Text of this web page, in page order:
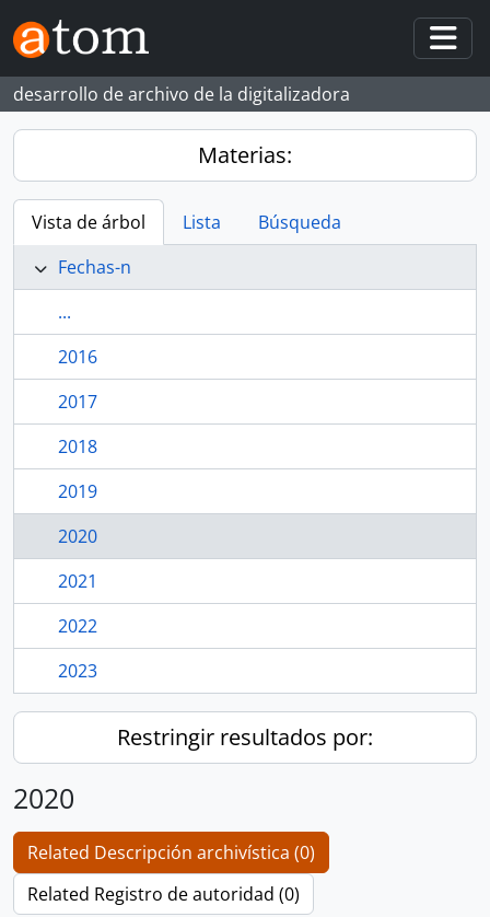
Skip to main content
desarrollo de archivo de la digitalizadora
Materias:
Vista de árbol Lista
Búsqueda
Fechas-n
...
2016
2017
2018
2019
2020
2021
2022
2023
Restringir resultados por:
2020
Related Descripción archivística (0)
Related Registro de autoridad (0)